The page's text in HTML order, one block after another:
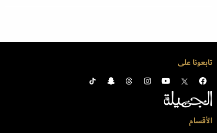
تابعونا على
الأقسام